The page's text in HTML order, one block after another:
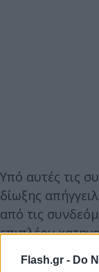
Flash.gr - Do
Υπό αυτές τις
δίωξης
από τις
επιπλέον
την αποφυγή